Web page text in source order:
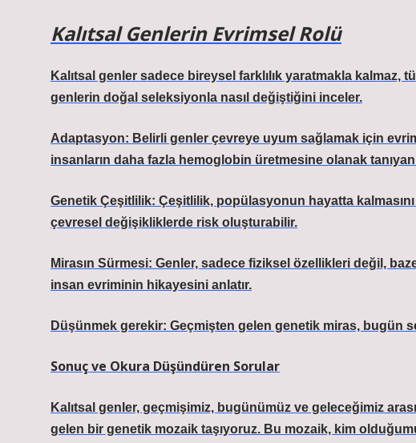
Kalıtsal Genlerin Evrimsel Rolü
Kalıtsal genler sadece bireysel farklılık yaratmakla
genlerin doğal seleksiyonla nasıl değiştiğini inceler.
Adaptasyon: Belirli genler çevreye uyum sağlamak için
insanların daha fazla hemoglobin üretmesine olanak
Genetik Çeşitlilik: Çeşitlilik, popülasyonun hayatta
çevresel değişikliklerde risk oluşturabilir.
Mirasın Sürmesi: Genler, sadece fiziksel özellikleri değil,
insan evriminin hikayesini anlatır.
Düşünmek gerekir: Geçmişten gelen genetik miras, bugün
Sonuç ve Okura Düşündüren Sorular
Kalıtsal genler, geçmişimiz, bugünümüz ve geleceğimiz
gelen bir genetik mozaik taşıyoruz. Bu mozaik, kim